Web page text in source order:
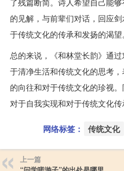
的见解，与前辈们对话，回应
于传统文化的传承和发扬的渴望。
总的来说，《和林堂长韵》通
于清净生活和传统文化的思考
的向往和对于传统文化的珍视
对于自我实现和对于传统文化传
网络标签： 传统文化
上一篇